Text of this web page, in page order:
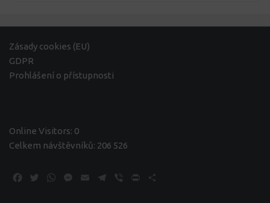
Zásady cookies (EU)
GDPR
Prohlášení o přístupnosti
Online Visitors: 0
Celkem návštěvníků: 206 526
Facebook
TwitterWhatsApp
Messenger
Email Telegram
Viber Print